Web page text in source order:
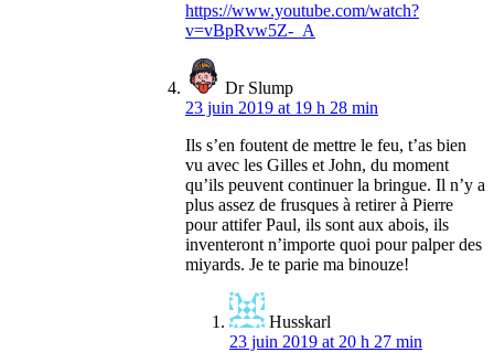
https://www.youtube.com/watch?
v=vBpRvw5Z-_A
Dr Slump
23 juin 2019 at 19 h 28 min
Ils s’en foutent de mettre le feu, t’as bien
vu avec les Gilles et John, du moment
qu’ils peuvent continuer la bringue. Il n’y a
plus assez de frusques à retirer à Pierre
pour attifer Paul, ils sont aux abois, ils
inventeront n’importe quoi pour palper des
miyards. Je te parie ma binouze!
Husskarl
23 juin 2019 at 20 h 27 min